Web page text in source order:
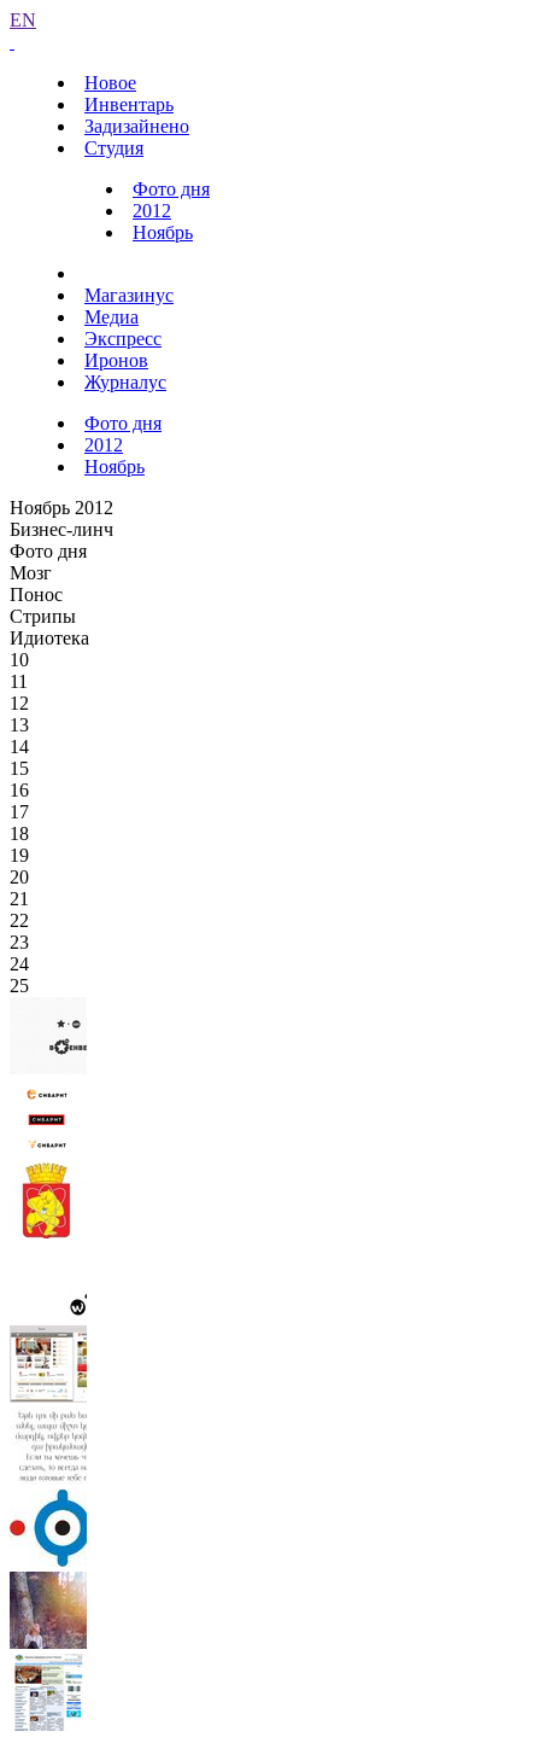
EN
Новое
Инвентарь
Задизайнено
Студия
Фото дня
2012
Ноябрь
Магазинус
Медиа
Экспресс
Иронов
Журналус
Фото дня
2012
Ноябрь
Ноябрь 2012
Бизнес-линч
Фото дня
Мозг
Понос
Стрипы
Идиотека
10
11
12
13
14
15
16
17
18
19
20
21
22
23
24
25